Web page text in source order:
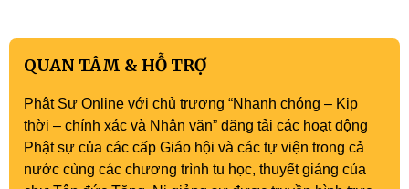
QUAN TÂM & HỖ TRỢ
Phật Sự Online với chủ trương “Nhanh chóng – Kịp
thời – chính xác và Nhân văn” đăng tải các hoạt động
Phật sự của các cấp Giáo hội và các tự viện trong cả
nước cùng các chương trình tu học, thuyết giảng của